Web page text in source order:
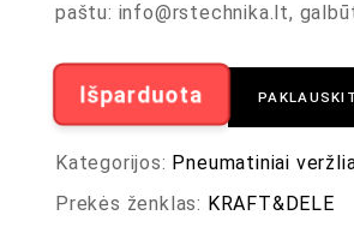
paštu: info@rstechnika.lt,
Išparduota
Kategorijos: Pneumatiniai
Prekės ženklas: KRAFT&DELE